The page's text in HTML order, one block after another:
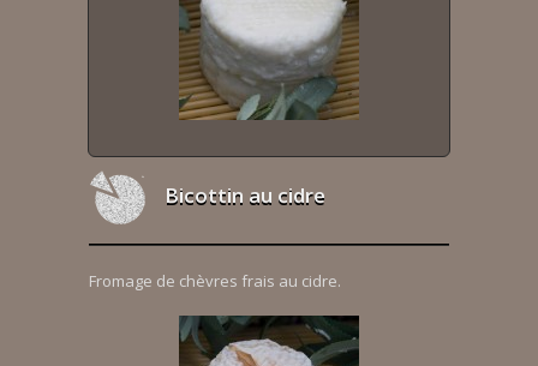
Bicottin au cidre
Fromage de chèvres frais au cidre.